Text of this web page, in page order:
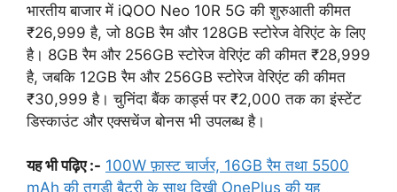
भारतीय बाजार में iQOO Neo 10R 5G की शुरुआती कीमत
₹26,999 है, जो 8GB रैम और 128GB स्टोरेज वेरिएंट के लिए
है। 8GB रैम और 256GB स्टोरेज वेरिएंट की कीमत ₹28,999
है, जबकि 12GB रैम और 256GB स्टोरेज वेरिएंट की कीमत
₹30,999 है। चुनिंदा बैंक कार्ड्स पर ₹2,000 तक का इंस्टेंट
डिस्काउंट और एक्सचेंज बोनस भी उपलब्ध है।
यह भी पढ़िए :- 100W फ़ास्ट चार्जर, 16GB रैम तथा 5500
mAh की तगड़ी बैटरी के साथ दिखी OnePlus की यह